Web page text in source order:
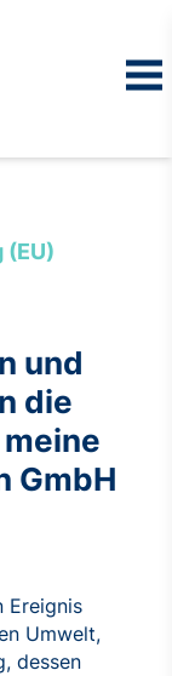
und
die
GmbH
Ereignis
Umwelt,
dessen